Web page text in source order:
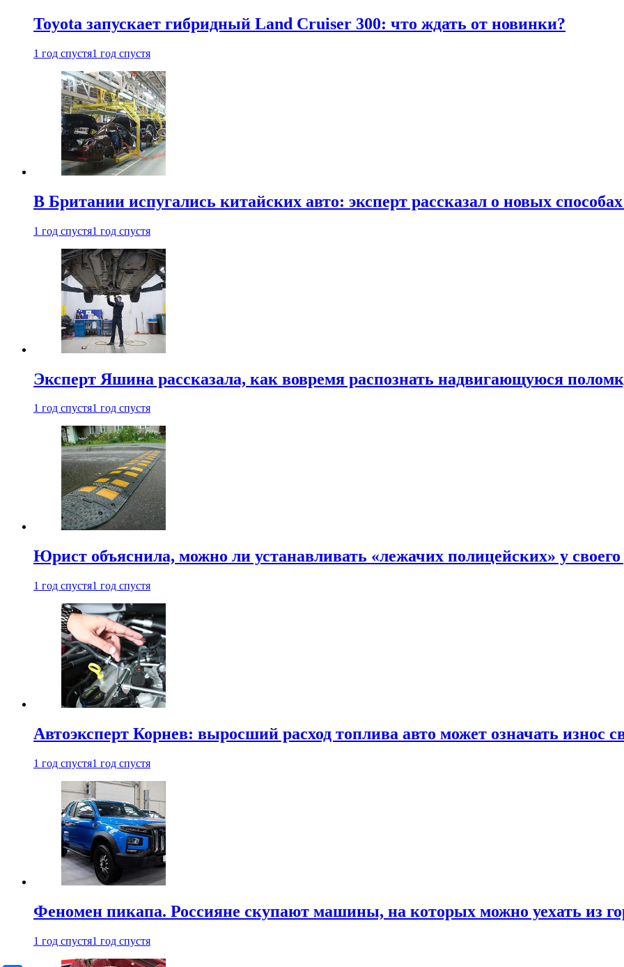
Toyota запускает гибридный Land Cruiser 300: что ждать от новинки?
1 год спустя1 год спустя
В Британии испугались китайских авто: эксперт рассказал о новых
1 год спустя1 год спустя
Эксперт Яшина рассказала, как вовремя распознать надвигающуюся
1 год спустя1 год спустя
Юрист объяснила, можно ли устанавливать «лежачих полицейских» у
1 год спустя1 год спустя
Автоэксперт Корнев: выросший расход топлива авто может означать износ
1 год спустя1 год спустя
Феномен пикапа. Россияне скупают машины, на которых можно уехать из
1 год спустя1 год спустя